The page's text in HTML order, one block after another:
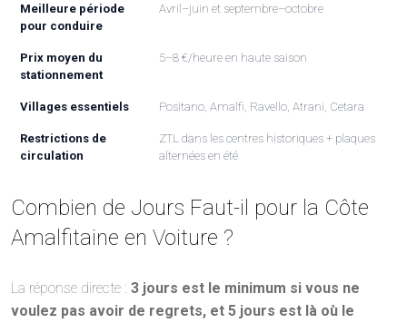
Meilleure période
pour conduire
Avril–juin et septembre–octobre
Prix moyen du
stationnement
5–8 €/heure en haute saison
Villages essentiels Positano, Amalfi, Ravello, Atrani, Cetara
Restrictions de
circulation
ZTL dans les centres historiques + plaques
alternées en été
Combien de Jours Faut-il pour la Côte
Amalfitaine en Voiture ?
La réponse directe : 3 jours est le minimum si vous ne
voulez pas avoir de regrets, et 5 jours est là où le